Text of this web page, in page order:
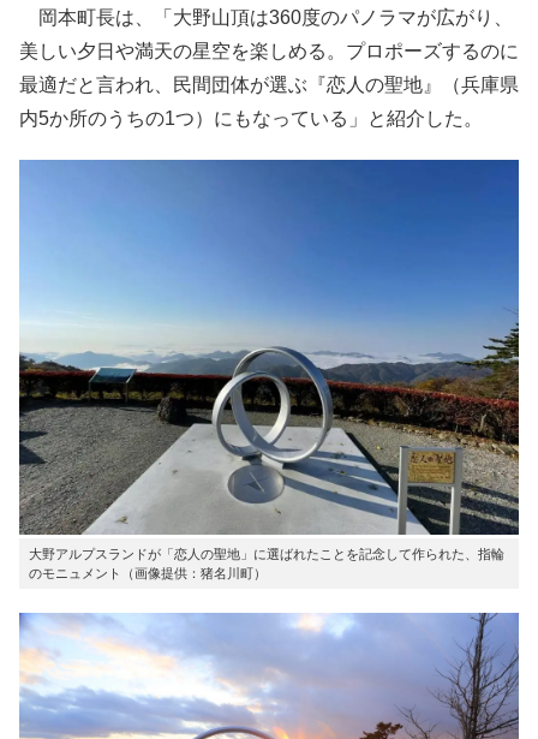
岡本町長は、「大野山頂は360度のパノラマが広がり、
美しい夕日や満天の星空を楽しめる。プロポーズするのに
最適だと言われ、民間団体が選ぶ『恋人の聖地』（兵庫県
内5か所のうちの1つ）にもなっている」と紹介した。
大野アルプスランドが「恋人の聖地」に選ばれたことを記念して作られた、指輪
のモニュメント（画像提供：猪名川町）